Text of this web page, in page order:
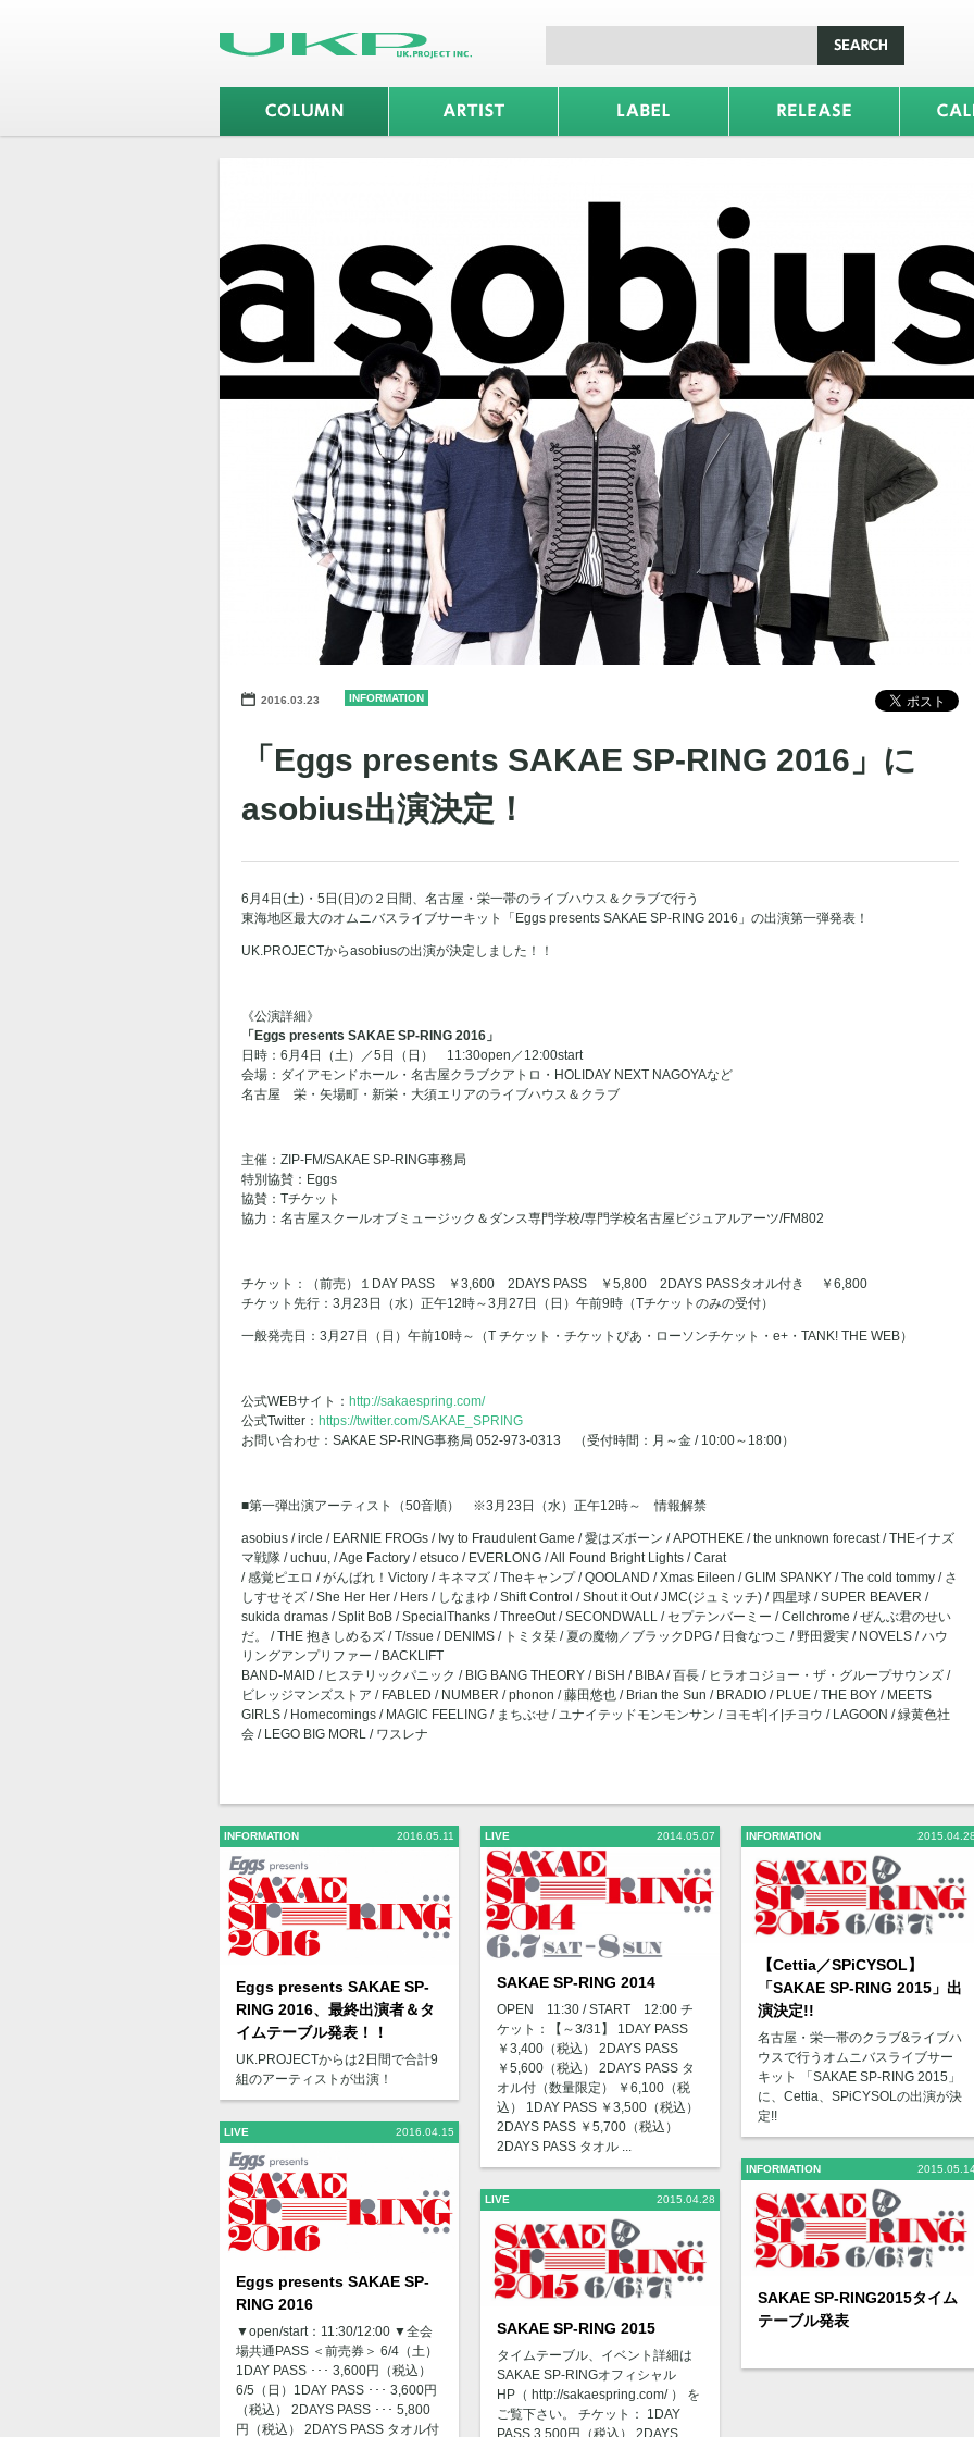
2016.03.23 INFORMATION
「Eggs presents SAKAE SP-RING 2016」に
asobius出演決定！
6月4日(土)・5日(日)の２日間、名古屋・栄一帯のライブハウス＆クラブで行う
東海地区最大のオムニバスライブサーキット「Eggs presents SAKAE SP-RING 2016」の出演第一弾発表！
UK.PROJECTからasobiusの出演が決定しました！！
《公演詳細》
「Eggs presents SAKAE SP-RING 2016」
日時：6月4日（土）／5日（日） 11:30open／12:00start
会場：ダイアモンドホール・名古屋クラブクアトロ・HOLIDAY NEXT NAGOYAなど
名古屋 栄・矢場町・新栄・大須エリアのライブハウス＆クラブ
主催：ZIP-FM/SAKAE SP-RING事務局
特別協賛：Eggs
協賛：Tチケット
協力：名古屋スクールオブミュージック＆ダンス専門学校/専門学校名古屋ビジュアルアーツ/FM802
チケット：（前売）１DAY PASS ￥3,600 2DAYS PASS ￥5,800 2DAYS PASSタオル付き ￥6,800
チケット先行：3月23日（水）正午12時～3月27日（日）午前9時（Tチケットのみの受付）
一般発売日：3月27日（日）午前10時～（T チケット・チケットぴあ・ローソンチケット・e+・TANK! THE WEB）
公式WEBサイト： http://sakaespring.com/
公式Twitter： https://twitter.com/SAKAE_SPRING
お問い合わせ：SAKAE SP-RING事務局 052-973-0313 （受付時間：月～金 / 10:00～18:00）
■第一弾出演アーティスト（50音順） ※3月23日（水）正午12時～ 情報解禁
asobius / ircle / EARNIE FROGs / Ivy to Fraudulent Game / 愛はズボーン / APOTHEKE / the unknown forecast / THEイナズ
マ戦隊 / uchuu, / Age Factory / etsuco / EVERLONG / All Found Bright Lights / Carat
/ 感覚ピエロ / がんばれ！Victory / キネマズ / Theキャンプ / QOOLAND / Xmas Eileen / GLIM SPANKY / The cold tommy / さ
しすせそズ / She Her Her / Hers / しなまゆ / Shift Control / Shout it Out / JMC(ジュミッチ) / 四星球 / SUPER BEAVER /
sukida dramas / Split BoB / SpecialThanks / ThreeOut / SECONDWALL / セプテンバーミー / Cellchrome / ぜんぶ君のせい
だ。 / THE 抱きしめるズ / T/ssue / DENIMS / トミタ栞 / 夏の魔物／ブラックDPG / 日食なつこ / 野田愛実 / NOVELS / ハウ
リングアンプリファー / BACKLIFT
BAND-MAID / ヒステリックパニック / BIG BANG THEORY / BiSH / BIBA / 百長 / ヒラオコジョー・ザ・グループサウンズ /
ビレッジマンズストア / FABLED / NUMBER / phonon / 藤田悠也 / Brian the Sun / BRADIO / PLUE / THE BOY / MEETS
GIRLS / Homecomings / MAGIC FEELING / まちぶせ / ユナイテッドモンモンサン / ヨモギ|イ|チヨウ / LAGOON / 緑黄色社
会 / LEGO BIG MORL / ワスレナ
INFORMATION 2016.05.11
Eggs presents SAKAE SP-
RING 2016、最終出演者＆タ
イムテーブル発表！！
UK.PROJECTからは2日間で合計9
組のアーティストが出演！
LIVE 2016.04.15
Eggs presents SAKAE SP-
RING 2016
▼open/start：11:30/12:00 ▼全会
場共通PASS ＜前売券＞ 6/4（土）
1DAY PASS ･･･ 3,600円（税込）
6/5（日）1DAY PASS ･･･ 3,600円
（税込） 2DAYS PASS ･･･ 5,800
円（税込） 2DAYS PASS タオル付
LIVE 2014.05.07
SAKAE SP-RING 2014
OPEN 11:30 / START 12:00 チ
ケット：【～3/31】 1DAY PASS
￥3,400（税込） 2DAYS PASS
￥5,600（税込） 2DAYS PASS タ
オル付（数量限定） ￥6,100（税
込） 1DAY PASS ￥3,500（税込）
2DAYS PASS ￥5,700（税込）
2DAYS PASS タオル ...
LIVE 2015.04.28
SAKAE SP-RING 2015
タイムテーブル、イベント詳細は
SAKAE SP-RINGオフィシャル
HP（ http://sakaespring.com/ ） を
ご覧下さい。 チケット： 1DAY
INFORMATION
【Cettia／SPiCYSOL】
「SAKAE SP-RING 2015」出
演決定!!
名古屋・栄一帯のクラブ&ライブハ
ウスで行うオムニバスライブサー
キット 「SAKAE SP-RING 2015」
に、Cettia、SPiCYSOLの出演が決
定!!
INFORMATION
SAKAE SP-RING2015タイム
テーブル発表